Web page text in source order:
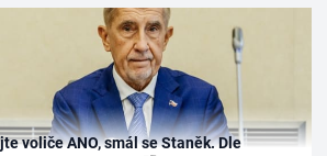
voliče ANO, smál se Staněk. Dle